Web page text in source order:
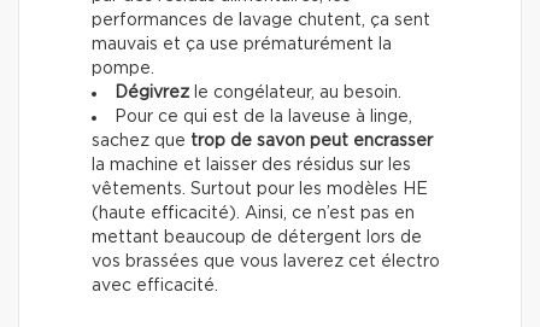
performances de lavage chutent, ça sent
mauvais et ça use prématurément la
pompe.
Dégivrez le congélateur, au besoin.
Pour ce qui est de la laveuse à linge,
sachez que trop de savon peut encrasser
la machine et laisser des résidus sur les
vêtements. Surtout pour les modèles HE
(haute efficacité). Ainsi, ce n’est pas en
mettant beaucoup de détergent lors de
vos brassées que vous laverez cet électro
avec efficacité.